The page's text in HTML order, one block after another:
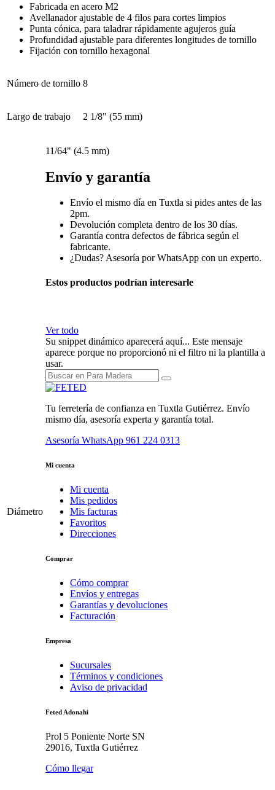
Fabricada en acero M2
Avellanador ajustable de 4 filos para cortes limpios
Punta cónica, para taladrar rápidamente agujeros guía
Profundidad ajustable para diferentes longitudes de tornillo
Fijación con tornillo hexagonal
Número de tornillo 8
Largo de trabajo 2 1/8" (55 mm)
Diámetro
11/64" (4.5 mm)
Envío y garantía
Envío el mismo día en Tuxtla si pides antes de las
2pm.
Devolución completa dentro de los 30 días.
Garantía contra defectos de fábrica según el
fabricante.
¿Dudas? Asesoría por WhatsApp con un experto.
Estos productos podrían interesarle
Ver todo
Su snippet dinámico aparecerá aquí... Este mensaje
aparece porque no proporcionó ni el filtro ni la plantilla a
usar.
Tu ferretería de confianza en Tuxtla Gutiérrez. Envío
mismo día, asesoría experta y garantía total.
Asesoría WhatsApp 961 224 0313
Mi cuenta
Mi cuenta
Mis pedidos
Mis facturas
Favoritos
Direcciones
Comprar
Cómo comprar
Envíos y entregas
Garantías y devoluciones
Facturación
Empresa
Sucursales
Términos y condiciones
Aviso de privacidad
Feted Adonahi
Prol 5 Poniente Norte SN
29016, Tuxtla Gutiérrez
Cómo llegar